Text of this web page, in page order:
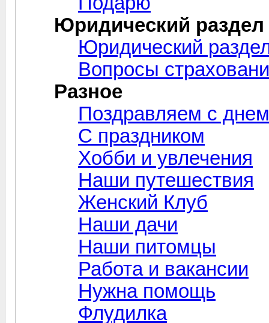
Юридический раздел
Юридический
Вопросы
Разное
Поздравляем с
С праздником
Хобби и увлечения
Наши путешествия
Женский Клуб
Наши дачи
Наши питомцы
Работа и вакансии
Нужна помощь
Флудилка